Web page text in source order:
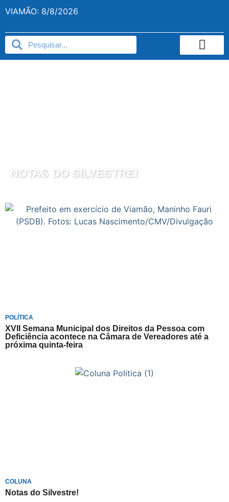
VIAMÃO: 8/8/2026
NOTAS DO SILVESTRE!
POLÍTICA
XVII Semana Municipal dos Direitos da Pessoa com
Deficiência acontece na Câmara de Vereadores até a
próxima quinta-feira
COLUNA
Notas do Silvestre!